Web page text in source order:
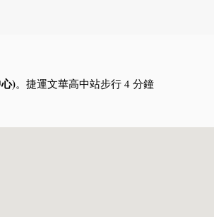
)。捷運文華高中站步行 4 分鐘